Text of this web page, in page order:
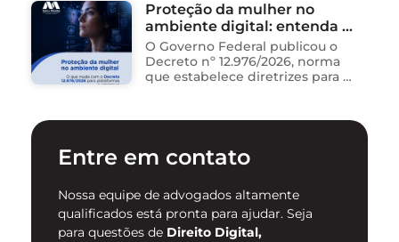
dados, redigem e-mails, geram
relatórios. O problema não está
na ferramenta. Está …
Proteção da mulher no
ambiente digital: entenda o
novo Decreto nº 12.976/2026
O Governo Federal publicou o
Decreto nº 12.976/2026, norma
que estabelece diretrizes para a
enfrentamento da violência
digital. …
Entre em contato
Nossa equipe de advogados altamente
qualificados está pronta para ajudar. Seja
para questões de Direito Digital,